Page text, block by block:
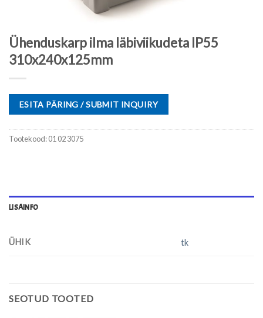
Ühenduskarp ilma läbiviikudeta IP55
310x240x125mm
ESITA PÄRING / SUBMIT INQUIRY
Tootekood:01 02 3075
LISAINFO
ÜHIK tk
SEOTUD TOOTED